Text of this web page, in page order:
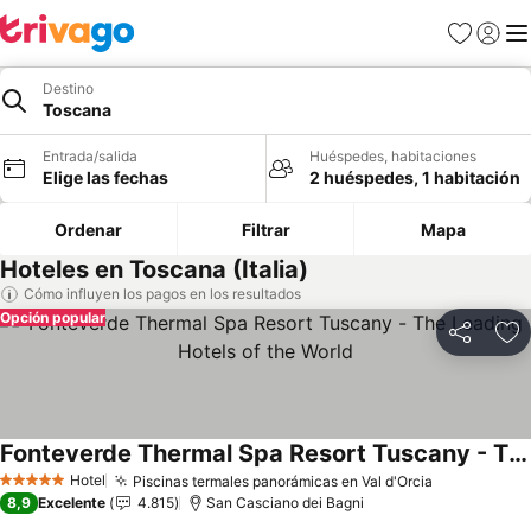
Favoritos
Iniciar
Destino
Toscana
Entrada/salida
Elige las fechas
Huéspedes, habitaciones
2 huéspedes, 1 habitación
Ordenar Filtrar Mapa
Hoteles en Toscana (Italia)
Cómo influyen los pagos en los resultados
Compartir
Opción popular
5 Estrellas Hotel Piscinas termales panorámicas en Val d'Orcia
Fonteverde Thermal Spa Resort Tuscany - The Leading Hotels of the World
Ver precios
8,9 Excelente 4.815 San Casciano dei Bagni